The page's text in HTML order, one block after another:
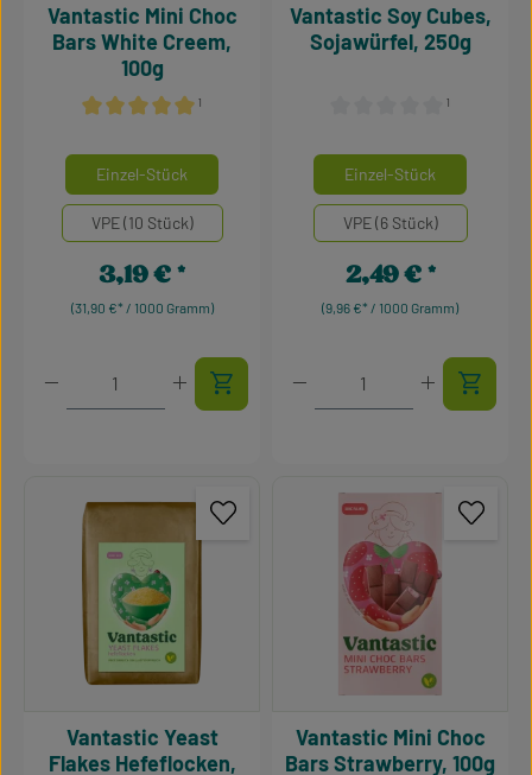
¹
Vantastic Mini Choc
Bars White Creem,
100g
Mengeneinheiten auswählen
Einzel-Stück
VPE (10 Stück)
(31,90 €* / 1000 Gramm)
Regulärer Preis:
3,19 €
Produkt Anzahl: Gib den gewünschten Wert ein
¹
Vantastic Soy Cubes,
Sojawürfel, 250g
Mengeneinheiten auswählen
Einzel-Stück
VPE (6 Stück)
(9,96 €* / 1000 Gramm)
Regulärer Preis:
2,49 €
Produkt Anzahl: Gib
Vantastic Yeast
Flakes Hefeflocken,
Vantastic Mini Choc
Bars Strawberry, 100g